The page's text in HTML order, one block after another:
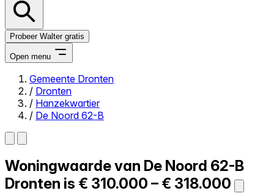
Probeer Walter gratis
Open menu
Close menu
Zelf kopen
Alles-in-één
Reviews
Gemeente Dronten
/ Dronten
/ Hanzekwartier
/ De Noord 62-B
Woningwaarde van De Noord 62-B
Dronten is € 310.000 – € 318.000